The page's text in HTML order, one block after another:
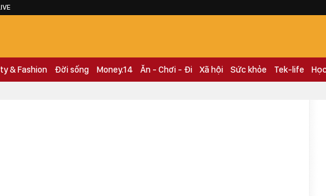
& Fashion Đời sống Money.14 Ăn - Chơi - Đi Xã hội Sức khỏe Tek-life